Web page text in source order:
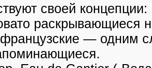
своей
раскрывающиеся
— одним